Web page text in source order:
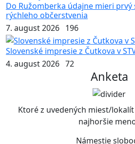
Do Ružomberka údajne mieri prvý
rýchleho občerstvenia
7. august 2026 196
Slovenské impresie z Čutkova v
4. august 2026 72
Anketa
Ktoré z uvedených miest/
najhoršie
Námestie